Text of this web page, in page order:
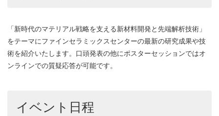
「新時代のマテリアル戦略を支える新材料開発と先端解析技術」
をテーマにファインセラミックスセンターの最新の研究成果や技
術を紹介いたします。口頭発表の他にポスターセッションではオ
ンラインでの質疑応答が可能です。
イベント日程